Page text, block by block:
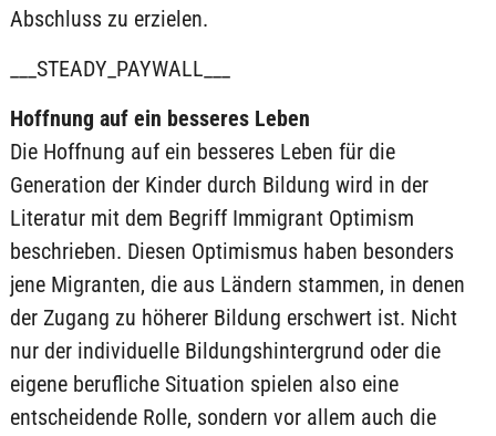
Abschluss zu erzielen.
___STEADY_PAYWALL___
Hoffnung auf ein besseres Leben
Die Hoffnung auf ein besseres Leben für die
Generation der Kinder durch Bildung wird in der
Literatur mit dem Begriff Immigrant Optimism
beschrieben. Diesen Optimismus haben besonders
jene Migranten, die aus Ländern stammen, in denen
der Zugang zu höherer Bildung erschwert ist. Nicht
nur der individuelle Bildungshintergrund oder die
eigene berufliche Situation spielen also eine
entscheidende Rolle, sondern vor allem auch die